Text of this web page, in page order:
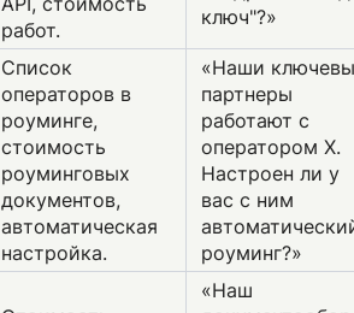
работ.
ключ"?»
Список
операторов в
роуминге,
стоимость
роуминговых
документов,
автоматическая
настройка.
«Наши
партнеры
работают с
оператором X.
Настроен ли у
вас с ним
роуминг?»
«Наш